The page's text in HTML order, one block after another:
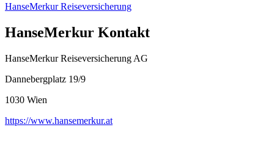
HanseMerkur Reiseversicherung
HanseMerkur Kontakt
HanseMerkur Reiseversicherung AG
Dannebergplatz 19/9
1030 Wien
https://www.hansemerkur.at